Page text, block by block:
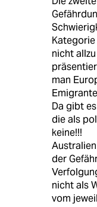
nicht
man
Da gibt
die als
keine!!!
der
nicht als
vom